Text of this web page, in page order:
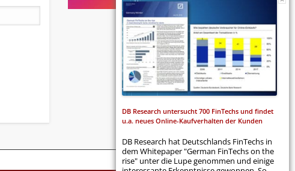
DB Research untersucht 700 FinTechs und findet
u.a. neues Online-Kaufverhalten der Kunden
DB Research hat Deutschlands FinTechs in
dem Whitepaper "German FinTechs on the
rise" unter die Lupe genommen und einige